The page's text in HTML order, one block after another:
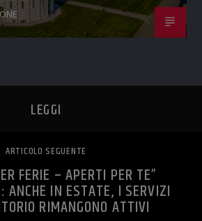
LEGGI
ARTICOLO SEGUENTE
FERIE – APERTI PER TE”
ANCHE IN ESTATE, I SERVIZI
RIMANGONO ATTIVI